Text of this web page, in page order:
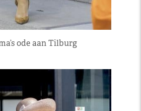
ode aan Tilburg